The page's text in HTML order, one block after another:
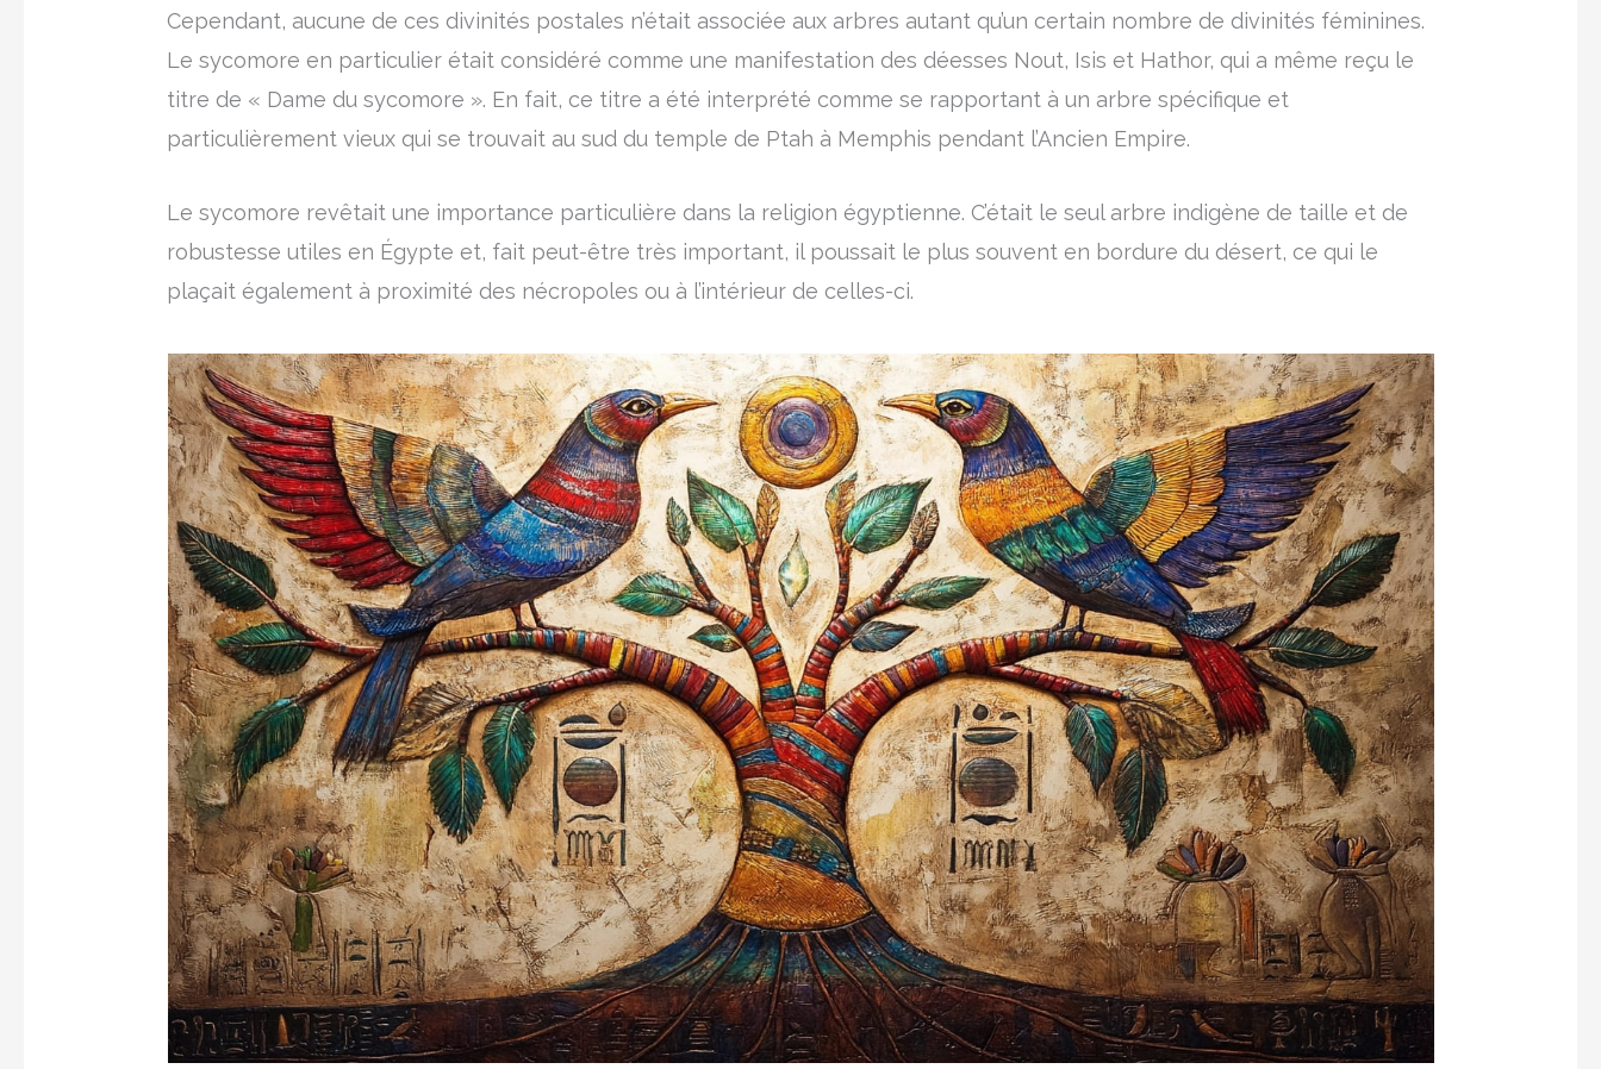
Cependant, aucune de ces divinités postales n’était associée aux arbres autant qu’un certain nombre de divinités féminines.
Le sycomore en particulier était considéré comme une manifestation des déesses Nout, Isis et Hathor, qui a même reçu le
titre de « Dame du sycomore ». En fait, ce titre a été interprété comme se rapportant à un arbre spécifique et
particulièrement vieux qui se trouvait au sud du temple de Ptah à Memphis pendant l’Ancien Empire.
Le sycomore revêtait une importance particulière dans la religion égyptienne. C’était le seul arbre indigène de taille et de
robustesse utiles en Égypte et, fait peut-être très important, il poussait le plus souvent en bordure du désert, ce qui le
plaçait également à proximité des nécropoles ou à l’intérieur de celles-ci.